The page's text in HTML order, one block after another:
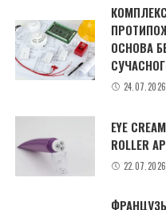
ОСНОВА
24.07.2026
EYE
ROLLER
22.07.2026